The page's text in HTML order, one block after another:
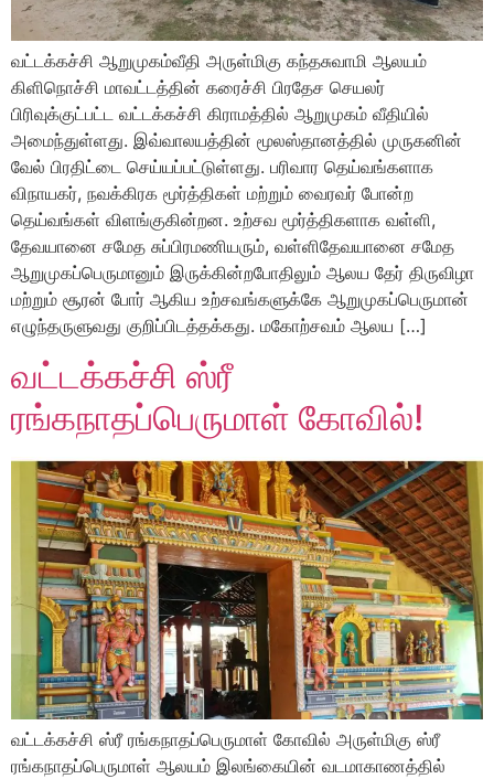
வட்டக்கச்சி ஆறுமுகம்வீதி அருள்மிகு கந்தசுவாமி ஆலயம்
கிளிநொச்சி மாவட்டத்தின் கரைச்சி பிரதேச செயலர்
பிரிவுக்குட்பட்ட வட்டக்கச்சி கிராமத்தில் ஆறுமுகம் வீதியில்
அமைந்துள்ளது. இவ்வாலயத்தின் மூலஸ்தானத்தில் முருகனின்
வேல் பிரதிட்டை செய்யப்பட்டுள்ளது. பரிவார தெய்வங்களாக
விநாயகர், நவக்கிரக மூர்த்திகள் மற்றும் வைரவர் போன்ற
தெய்வங்கள் விளங்குகின்றன. உற்சவ மூர்த்திகளாக வள்ளி,
தேவயானை சமேத சுப்பிரமணியரும், வள்ளிதேவயானை சமேத
ஆறுமுகப்பெருமானும் இருக்கின்றபோதிலும் ஆலய தேர் திருவிழா
மற்றும் சூரன் போர் ஆகிய உற்சவங்களுக்கே ஆறுமுகப்பெருமான்
எழுந்தருளுவது குறிப்பிடத்தக்கது. மகோற்சவம் ஆலய […]
வட்டக்கச்சி ஸ்ரீ
ரங்கநாதப்பெருமாள் கோவில்!
வட்டக்கச்சி ஸ்ரீ ரங்கநாதப்பெருமாள் கோவில் அருள்மிகு ஸ்ரீ
ரங்கநாதப்பெருமாள் ஆலயம் இலங்கையின் வடமாகாணத்தில்